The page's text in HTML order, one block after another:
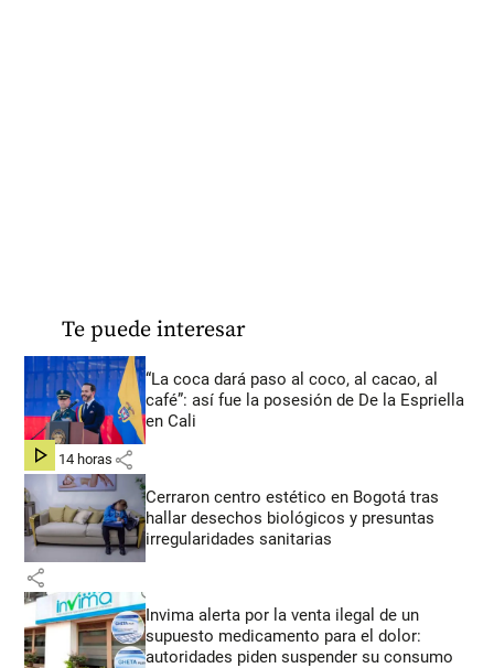
Te puede interesar
“La coca dará paso al coco, al cacao, al
café”: así fue la posesión de De la Espriella
en Cali
hace 14 horas share
Cerraron centro estético en Bogotá tras
hallar desechos biológicos y presuntas
irregularidades sanitarias
share
Invima alerta por la venta ilegal de un
supuesto medicamento para el dolor:
autoridades piden suspender su consumo